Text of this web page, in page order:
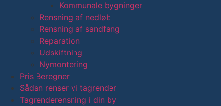
Kommunale bygninger
Rensning af nedløb
Rensning af sandfang
Reparation
Udskiftning
Nymontering
Pris Beregner
Sådan renser vi tagrender
Tagrenderensning i din by